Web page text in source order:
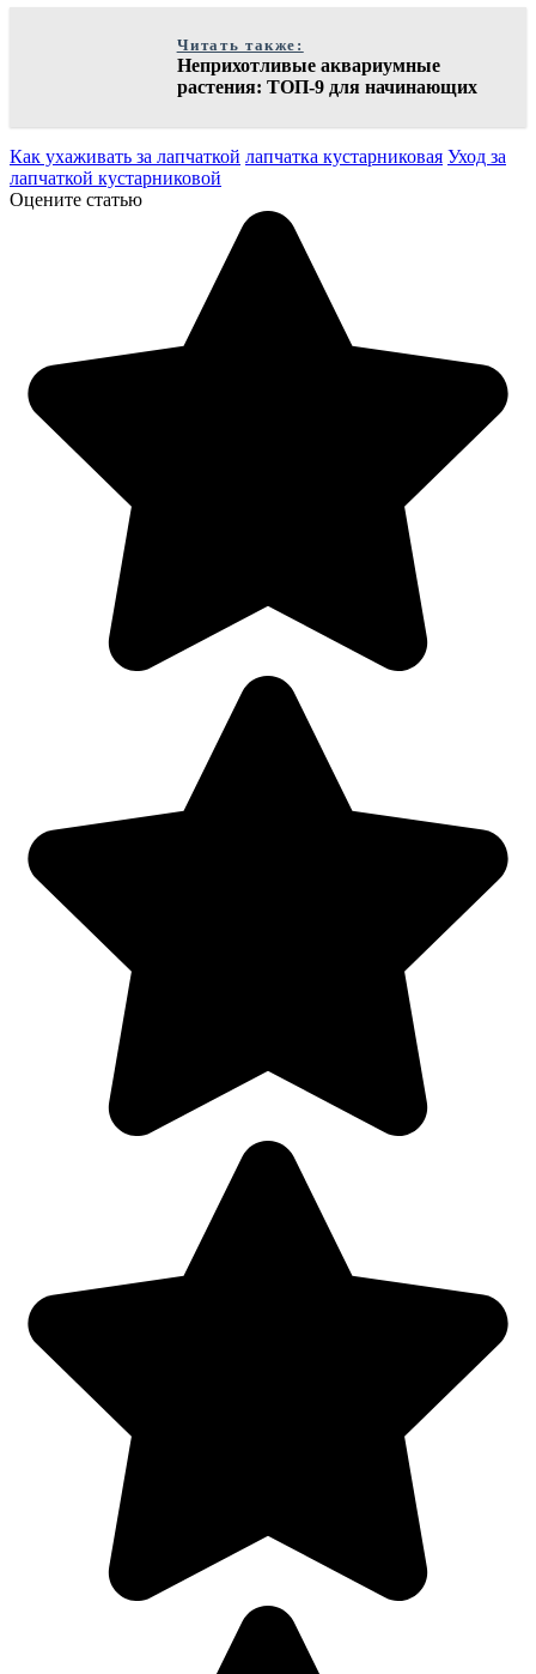
Читать также:
Неприхотливые аквариумные
растения: ТОП-9 для начинающих
Как ухаживать за лапчаткой лапчатка кустарниковая Уход за
лапчаткой кустарниковой
Оцените статью